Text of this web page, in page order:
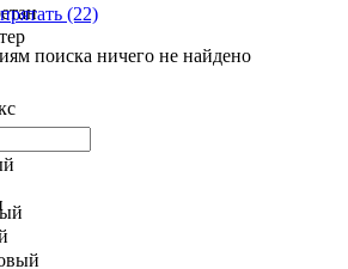
(22)
поиска ничего не найдено